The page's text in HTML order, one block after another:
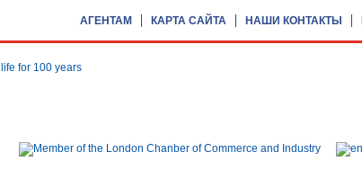
АГЕНТАМ КАРТА САЙТА НАШИ КОНТАКТЫ